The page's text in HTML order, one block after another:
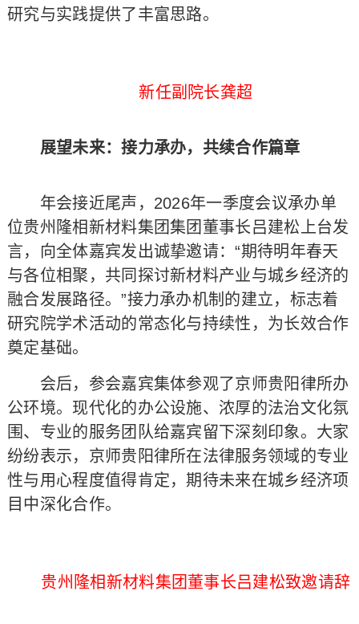
研究与实践提供了丰富思路。
新任副院长龚超
展望未来：接力承办，共续合作篇章
年会接近尾声，2026年一季度会议承办单
位贵州隆相新材料集团集团董事长吕建松上台发
言，向全体嘉宾发出诚挚邀请：“期待明年春天
与各位相聚，共同探讨新材料产业与城乡经济的
融合发展路径。”接力承办机制的建立，标志着
研究院学术活动的常态化与持续性，为长效合作
奠定基础。
会后，参会嘉宾集体参观了京师贵阳律所办
公环境。现代化的办公设施、浓厚的法治文化氛
围、专业的服务团队给嘉宾留下深刻印象。大家
纷纷表示，京师贵阳律所在法律服务领域的专业
性与用心程度值得肯定，期待未来在城乡经济项
目中深化合作。
贵州隆相新材料集团董事长吕建松致邀请辞